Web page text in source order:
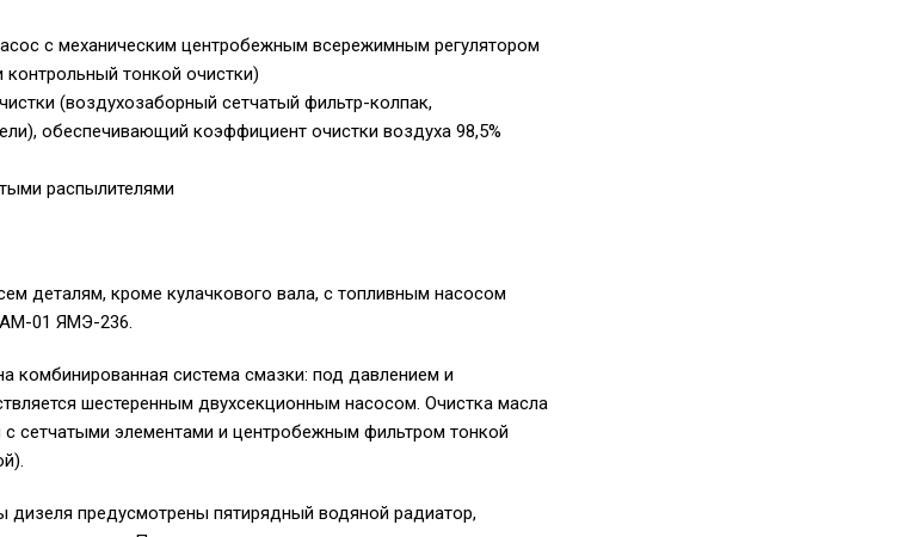
с механическим центробежным всережимным регулятором
контрольный тонкой очистки)
(воздухозаборный сетчатый фильтр-колпак,
обеспечивающий коэффициент очистки воздуха 98,5%
распылителями
деталям, кроме кулачкового вала, с топливным насосом
АМ-01 ЯМЭ-236.
система смазки: под давлением и
шестеренным двухсекционным насосом. Очистка масла
с сетчатыми элементами и центробежным фильтром тонкой
дизеля предусмотрены пятирядный водяной радиатор,